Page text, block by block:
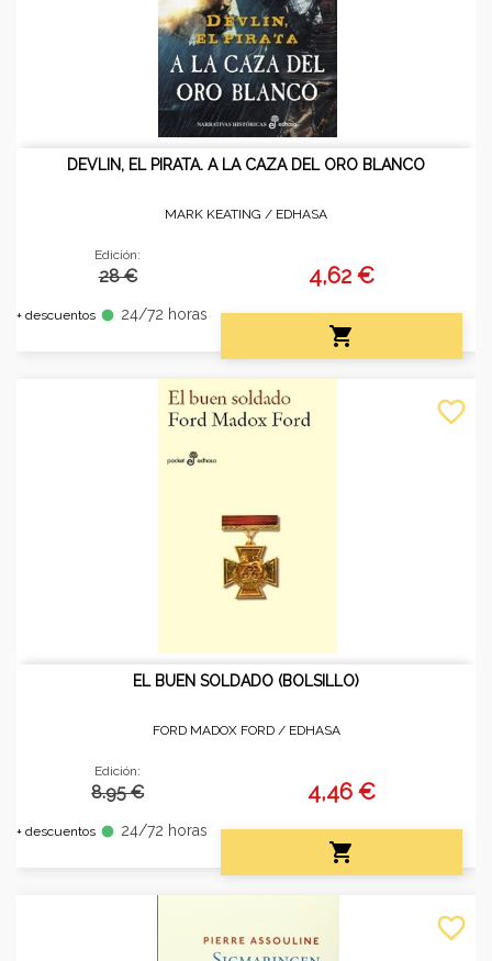
DEVLIN, EL PIRATA. A LA CAZA DEL ORO BLANCO
MARK KEATING / EDHASA
Edición:
28 €
+ descuentos fiber_manual_record 24/72 horas
4,62 €

EL BUEN SOLDADO (BOLSILLO)
FORD MADOX FORD / EDHASA
Edición:
8.95 €
+ descuentos fiber_manual_record 24/72 horas
4,46 €

favorite_border
favorite_border